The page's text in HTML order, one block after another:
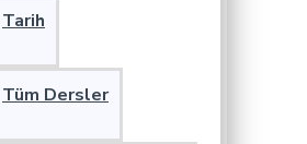
Tarih
Tüm Dersler